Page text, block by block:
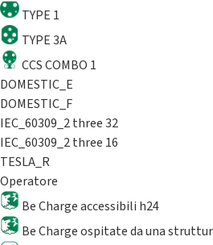
TYPE 1
TYPE 3A
CCS COMBO 1
DOMESTIC_E
DOMESTIC_F
IEC_60309_2 three 32
IEC_60309_2 three 16
TESLA_R
Operatore
Be Charge accessibili h24
Be Charge ospitate da una